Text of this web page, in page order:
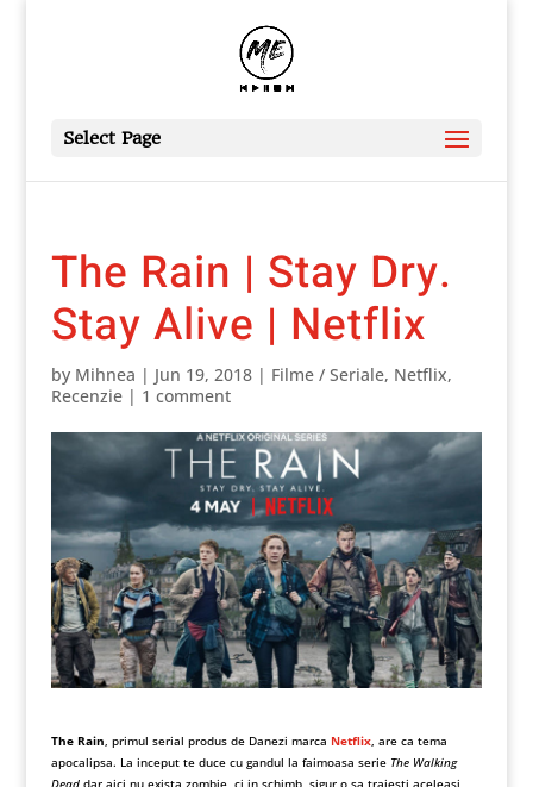
Select Page
The Rain | Stay Dry.
Stay Alive | Netflix
by Mihnea | Jun 19, 2018| Filme / Seriale, Netflix,
Recenzie| 1 comment
The Rain, primul serial produs de Danezi marca Netflix, are ca tema
apocalipsa. La inceput te duce cu gandul la faimoasa serie The Walking